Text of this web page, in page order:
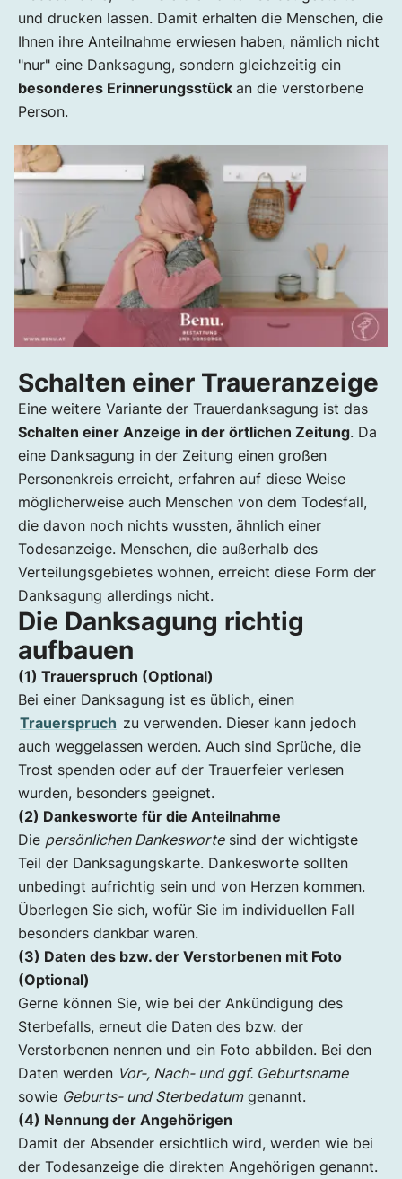
und drucken lassen. Damit erhalten die Menschen, die
Ihnen ihre Anteilnahme erwiesen haben, nämlich nicht
"nur" eine Danksagung, sondern gleichzeitig ein
besonderes Erinnerungsstück an die verstorbene
Person.
Schalten einer Traueranzeige
Eine weitere Variante der Trauerdanksagung ist das
Schalten einer Anzeige in der örtlichen Zeitung. Da
eine Danksagung in der Zeitung einen großen
Personenkreis erreicht, erfahren auf diese Weise
möglicherweise auch Menschen von dem Todesfall,
die davon noch nichts wussten, ähnlich einer
Todesanzeige. Menschen, die außerhalb des
Verteilungsgebietes wohnen, erreicht diese Form der
Danksagung allerdings nicht.
Die Danksagung richtig
aufbauen
(1) Trauerspruch (Optional)
Bei einer Danksagung ist es üblich, einen
Trauerspruch zu verwenden. Dieser kann jedoch
auch weggelassen werden. Auch sind Sprüche, die
Trost spenden oder auf der Trauerfeier verlesen
wurden, besonders geeignet.
(2) Dankesworte für die Anteilnahme
Die persönlichen Dankeswortesind der wichtigste
Teil der Danksagungskarte. Dankesworte sollten
unbedingt aufrichtig sein und von Herzen kommen.
Überlegen Sie sich, wofür Sie im individuellen Fall
besonders dankbar waren.
(3) Daten des bzw. der Verstorbenen mit Foto
(Optional)
Gerne können Sie, wie bei der Ankündigung des
Sterbefalls, erneut die Daten des bzw. der
Verstorbenen nennen und ein Foto abbilden. Bei den
Daten werden Vor-, Nach- und ggf. Geburtsname
sowie Geburts- und Sterbedatumgenannt.
(4) Nennung der Angehörigen
Damit der Absender ersichtlich wird, werden wie bei
der Todesanzeige die direkten Angehörigen genannt.